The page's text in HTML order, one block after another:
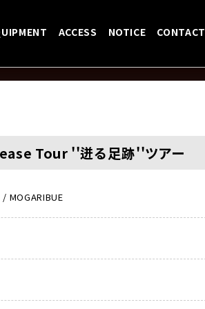
ACCESS NOTICE CONTACT
Tour ''迸る足跡''ツアー